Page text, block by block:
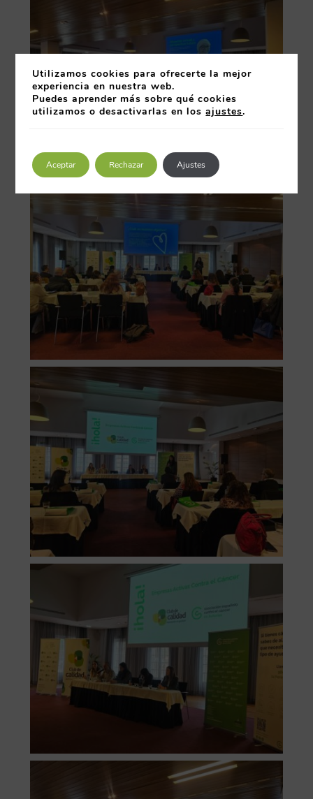
Utilizamos cookies para ofrecerte la mejor
experiencia en nuestra web.
Puedes aprender más sobre qué cookies
utilizamos o desactivarlas en losajustes.
Aceptar Rechazar Ajustes